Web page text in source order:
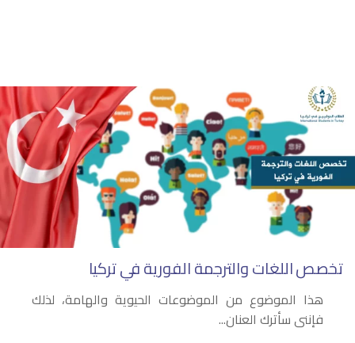
تخصص اللغات والترجمة الفورية في تركيا
هذا الموضوع من الموضوعات الحيوية والهامة، لذلك
فإننى سأترك العنان...